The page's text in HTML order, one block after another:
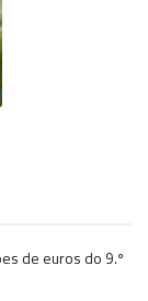
de euros do 9.º